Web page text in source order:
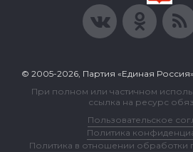
© 2005-2026, Партия «Единая
При полном или частичном
ссылка на ресурс
Пользовательское
Политика
Политика в отношении обработки